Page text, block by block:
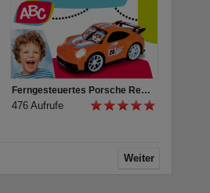
Ferngesteuertes Porsche Rennauto mit Licht für Kleinkinder von ABC
476 Aufrufe
Weiter